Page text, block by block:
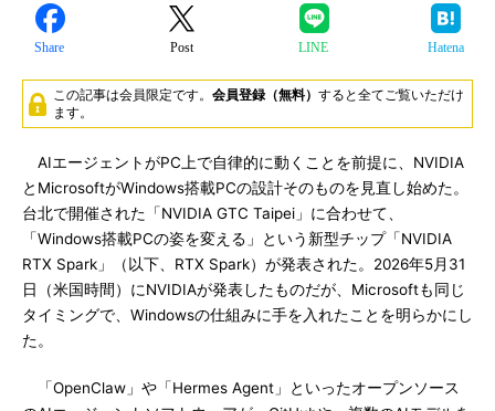
Share Post LINE Hatena
この記事は会員限定です。 会員登録（無料） すると全てご覧いただけ
ます。
AIエージェントがPC上で自律的に動くことを前提に、NVIDIA
とMicrosoftがWindows搭載PCの設計そのものを見直し始めた。
台北で開催された「NVIDIA GTC Taipei」に合わせて、
「Windows搭載PCの姿を変える」という新型チップ「NVIDIA
RTX Spark」（以下、RTX Spark）が発表された。2026年5月31
日（米国時間）にNVIDIAが発表したものだが、Microsoftも同じ
タイミングで、Windowsの仕組みに手を入れたことを明らかにし
た。
「OpenClaw」や「Hermes Agent」といったオープンソース